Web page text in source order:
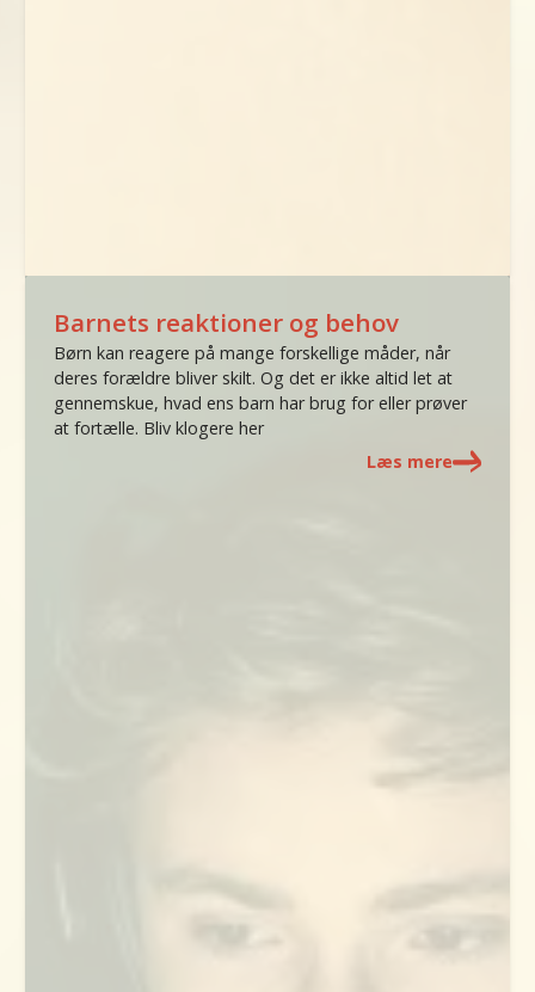
Barnets reaktioner og behov
Børn kan reagere på mange forskellige måder, når
deres forældre bliver skilt. Og det er ikke altid let at
gennemskue, hvad ens barn har brug for eller prøver
at fortælle. Bliv klogere her
Læs mere